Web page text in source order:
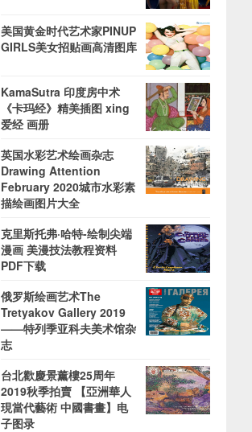
美国黄金时代艺术家PINUP
GIRLS美女招贴画高清图库
KamaSutra 印度房中术
《卡玛经》精美插图 xing
爱经 画册
英国水彩艺术绘画杂志
Drawing Attention
February 2020城市水彩素
描绘画图片大全
克里斯托弗·哈特-绘制尖端
漫画 美漫技法教程资料
PDF下载
俄罗斯绘画艺术The
Tretyakov Gallery 2019
——特列季亚科夫美术馆杂
志
台北歡慶景薰樓25周年
2019秋季拍賣 【亞洲華人
現當代藝術 中國書畫】电
子图录